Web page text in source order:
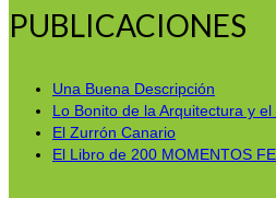
PUBLICACIONES
Una Buena Descripción
Lo Bonito de la Arquitectura y el
El Zurrón Canario
El Libro de 200 MOMENTOS